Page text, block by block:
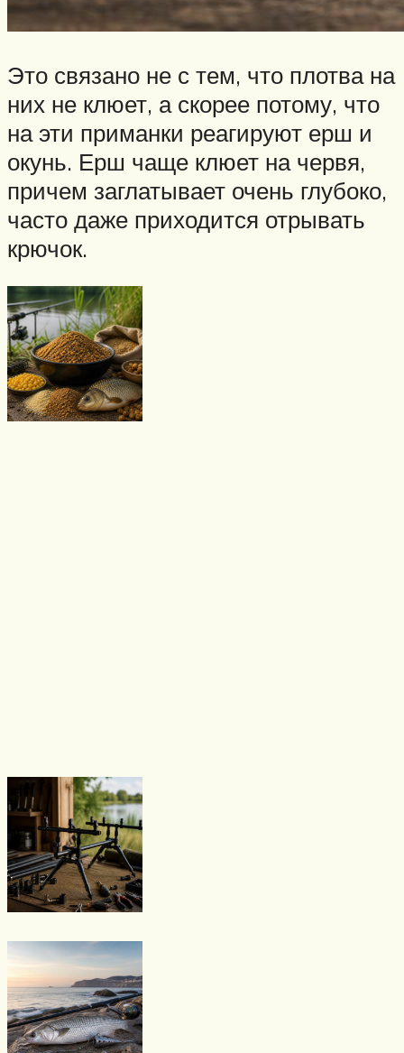
Это связано не с тем, что плотва на
них не клюет, а скорее потому, что
на эти приманки реагируют ерш и
окунь. Ерш чаще клюет на червя,
причем заглатывает очень глубоко,
часто даже приходится отрывать
крючок.